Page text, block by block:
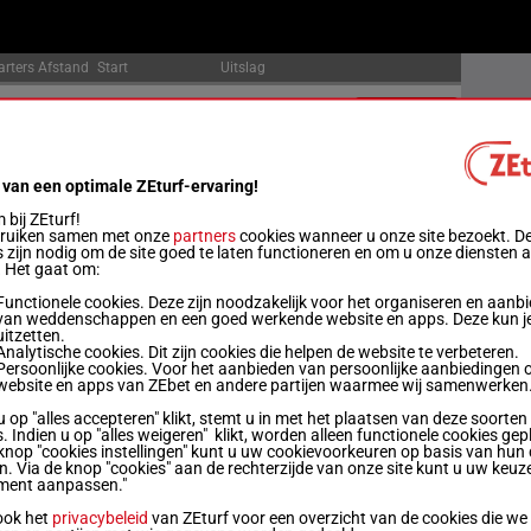
Afstand Start Uitslag
2235m19:03 Officiële uitslag: 7 - 10 - 3 / 11 Uitslagen
Uitslagen
1622m20:06Officiële uitslag: 9 - 7 - 8 Uitslagen
1622m Officiële uitslag: 6 - 4 - 7 Uitslagen
1622m21:01Officiële uitslag: 2 - 3 - 4 Uitslagen
een optimale ZEturf-ervaring!
bij ZEturf!
samen met onze partnerscookies wanneer u onze site bezoekt.
zijn nodig om de site goed te laten functioneren en om u onze diensten
Het gaat om:
cookies. Deze zijn noodzakelijk voor het organiseren en
weddenschappen en een goed werkende website en apps. Deze kun
cookies. Dit zijn cookies die helpen de website te verbeteren.
cookies. Voor het aanbieden van persoonlijke aanbiedingen
en apps van ZEbet en andere partijen waarmee wij samenwerken.
op "alles accepteren" klikt, stemt u in met het plaatsen van deze soorten
Indien u op "alles weigeren" klikt, worden alleen functionele cookies
"cookies instellingen" kunt u uw cookievoorkeuren op basis van hun
Via de knop "cookies" aan de rechterzijde van onze site kunt u uw
aanpassen."
het privacybeleid van ZEturf voor een overzicht van de cookies die we